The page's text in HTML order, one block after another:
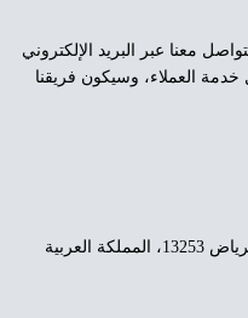
معنا عبر البريد الإلكتروني
العملاء، وسيكون فريقنا
طريق الدمام، حي المونسية، الرياض 13253، المملكة العربية